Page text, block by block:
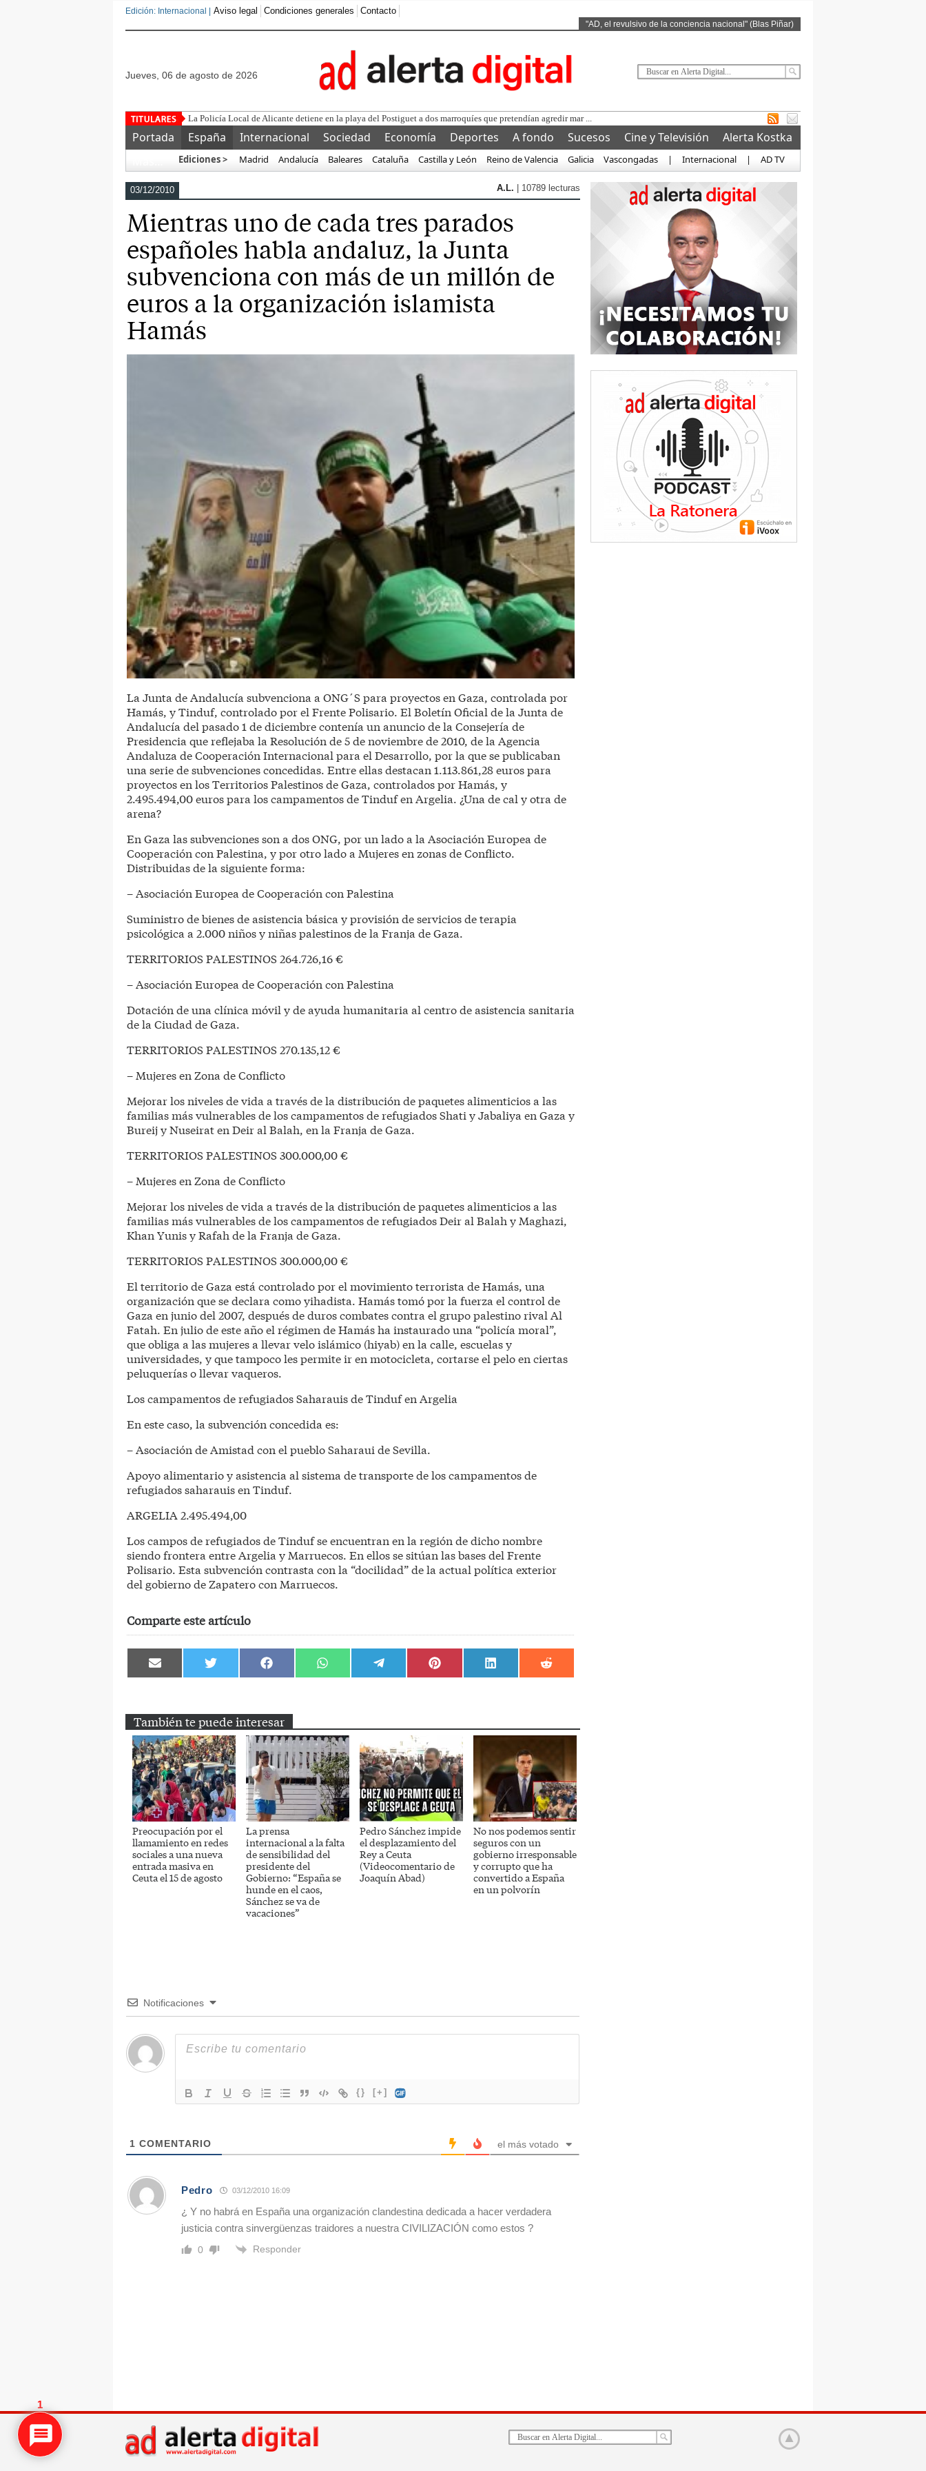
Edición: Internacional | Aviso legal Condiciones generales Contacto
"AD, el revulsivo de la conciencia nacional" (Blas Piñar)
jueves, 06 de agosto de 2026
Este corrupto
Portada España Internacional Sociedad Economía Deportes A fondo Sucesos Cine y Televisión
Alerta Kostka
Ediciones > Madrid Andalucía Baleares Cataluña Castilla y León Reino de Valencia Galicia Vascongadas | Internacional | AD TV
03/12/2010 A.L. | 10789 lecturas
Mientras uno de cada tres parados
españoles habla andaluz, la Junta
subvenciona con más de un millón de
euros a la organización islamista
Hamás
La Junta de Andalucía subvenciona a ONG´S para proyectos en Gaza, controlada por
Hamás, y Tinduf, controlado por el Frente Polisario. El Boletín Oficial de la Junta de
Andalucía del pasado 1 de diciembre contenía un anuncio de la Consejería de
Presidencia que reflejaba la Resolución de 5 de noviembre de 2010, de la Agencia
Andaluza de Cooperación Internacional para el Desarrollo, por la que se publicaban
una serie de subvenciones concedidas. Entre ellas destacan 1.113.861,28 euros para
proyectos en los Territorios Palestinos de Gaza, controlados por Hamás, y
2.495.494,00 euros para los campamentos de Tinduf en Argelia. ¿Una de cal y otra de
arena?
En Gaza las subvenciones son a dos ONG, por un lado a la Asociación Europea de
Cooperación con Palestina, y por otro lado a Mujeres en zonas de Conflicto.
Distribuidas de la siguiente forma:
– Asociación Europea de Cooperación con Palestina
Suministro de bienes de asistencia básica y provisión de servicios de terapia
psicológica a 2.000 niños y niñas palestinos de la Franja de Gaza.
TERRITORIOS PALESTINOS 264.726,16 €
– Asociación Europea de Cooperación con Palestina
Dotación de una clínica móvil y de ayuda humanitaria al centro de asistencia sanitaria
de la Ciudad de Gaza.
TERRITORIOS PALESTINOS 270.135,12 €
– Mujeres en Zona de Conflicto
Mejorar los niveles de vida a través de la distribución de paquetes alimenticios a las
familias más vulnerables de los campamentos de refugiados Shati y Jabaliya en Gaza y
Bureij y Nuseirat en Deir al Balah, en la Franja de Gaza.
TERRITORIOS PALESTINOS 300.000,00 €
– Mujeres en Zona de Conflicto
Mejorar los niveles de vida a través de la distribución de paquetes alimenticios a las
familias más vulnerables de los campamentos de refugiados Deir al Balah y Maghazi,
Khan Yunis y Rafah de la Franja de Gaza.
TERRITORIOS PALESTINOS 300.000,00 €
El territorio de Gaza está controlado por el movimiento terrorista de Hamás, una
organización que se declara como yihadista. Hamás tomó por la fuerza el control de
Gaza en junio del 2007, después de duros combates contra el grupo palestino rival Al
Fatah. En julio de este año el régimen de Hamás ha instaurado una “policía moral”,
que obliga a las mujeres a llevar velo islámico (hiyab) en la calle, escuelas y
universidades, y que tampoco les permite ir en motocicleta, cortarse el pelo en ciertas
peluquerías o llevar vaqueros.
Los campamentos de refugiados Saharauis de Tinduf en Argelia
En este caso, la subvención concedida es:
– Asociación de Amistad con el pueblo Saharaui de Sevilla.
Apoyo alimentario y asistencia al sistema de transporte de los campamentos de
refugiados saharauis en Tinduf.
ARGELIA 2.495.494,00
Los campos de refugiados de Tinduf se encuentran en la región de dicho nombre
siendo frontera entre Argelia y Marruecos. En ellos se sitúan las bases del Frente
Polisario. Esta subvención contrasta con la “docilidad” de la actual política exterior
del gobierno de Zapatero con Marruecos.
Comparte este artículo
Compartir
en
Compartir
en
Compartir
en
Compartir
en
Compartir
en
Compartir
en
Compartir
en
Compartir
en
También te puede interesar
Preocupación por el
llamamiento en redes
sociales a una nueva
entrada masiva en
Ceuta el 15 de agosto
La prensa
internacional a la falta
de sensibilidad del
presidente del
Gobierno: “España se
hunde en el caos,
Sánchez se va de
vacaciones”
Pedro Sánchez impide
el desplazamiento del
Rey a Ceuta
(Videocomentario de
Joaquín Abad)
No nos podemos sentir
seguros con un
gobierno irresponsable
y corrupto que ha
convertido a España
en un polvorín
Notificaciones
{} [+]
1 COMENTARIO el más votado
Pedro 03/12/2010 16:09
¿ Y no habrá en España una organización clandestina dedicada a hacer verdadera
justicia contra sinvergüenzas traidores a nuestra CIVILIZACIÓN como estos ?
0 Responder
1